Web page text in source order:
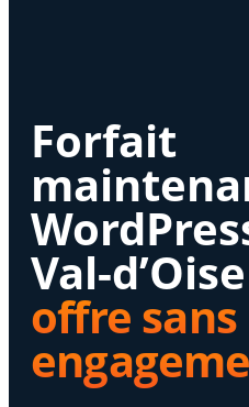
Forfait
Val-
offre sans